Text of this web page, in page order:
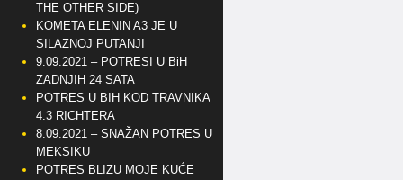
THE OTHER SIDE)
KOMETA ELENIN A3 JE U
SILAZNOJ PUTANJI
9.09.2021 – POTRESI U BiH
ZADNJIH 24 SATA
POTRES U BIH KOD TRAVNIKA
4.3 RICHTERA
8.09.2021 – SNAŽAN POTRES U
MEKSIKU
POTRES BLIZU MOJE KUĆE